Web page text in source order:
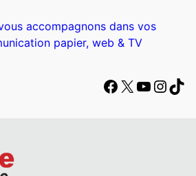
accompagnons dans vos
papier, web & TV
Facebook
X